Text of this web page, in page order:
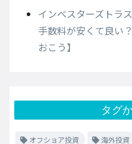
インベスターズトラ
手数料が安くて良い
おこう】
タグ
オフショア投資 海外投資